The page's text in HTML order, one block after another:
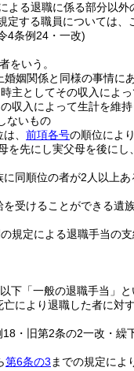
よる退職に係る部分以外
定する職員については、
4条例24・一改)
をいう。
姻関係と同様の事情に
主としてその収入によ
収入によって生計を維
ないもの
、 前項各号の順位により
を先にし実父母を後に
同順位の者が2人以上
受けることができる遺族
規定による退職手当の
下「一般の退職手当」と
亡により退職した者に対
・旧第2条の2一改・繰
第6条の3 までの規定によ